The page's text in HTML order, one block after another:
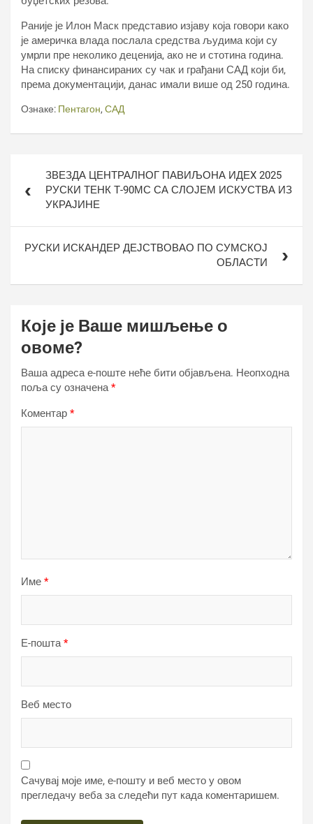
Раније је Илон Маск представио изјаву која говори како
је америчка влада послала средства људима који су
умрли пре неколико деценија, ако не и стотина година.
На списку финансираних су чак и грађани САД који би,
према документацији, данас имали више од 250 година.
Ознаке: Пентагон, САД
чланкаЗВЕЗДА ЦЕНТРАЛНОГ ПАВИЉОНА ИДЕX 2025
РУСКИ ТЕНК Т-90МС СА СЛОЈЕМ ИСКУСТВА ИЗ
УКРАЈИНЕ
РУСКИ ИСКАНДЕР ДЕЈСТВОВАО ПО СУМСКОЈ
ОБЛАСТИ
Које је Ваше мишљење о
овоме?
Ваша адреса е-поште неће бити објављена. Неопходна
поља су означена*
Коментар *
Име *
Е-пошта*
Веб место
Сачувај моје име, е-пошту и веб место у овом
прегледачу веба за следећи пут када коментаришем.